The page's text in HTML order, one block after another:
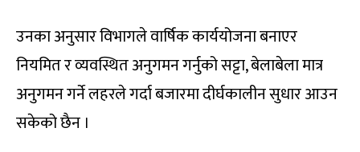
उनका अनुसार विभागले वार्षिक कार्ययोजना बनाएर
नियमित र व्यवस्थित अनुगमन गर्नुको सट्टा, बेलाबेला मात्र
अनुगमन गर्ने लहरले गर्दा बजारमा दीर्घकालीन सुधार आउन
सकेको छैन ।